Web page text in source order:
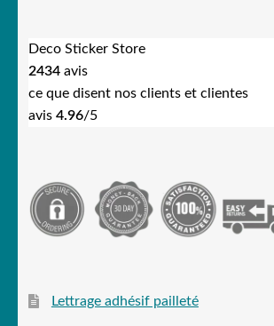
Deco Sticker Store
2434 avis
ce que disent nos clients et clientes
avis 4.96/5
Lettrage adhésif pailleté